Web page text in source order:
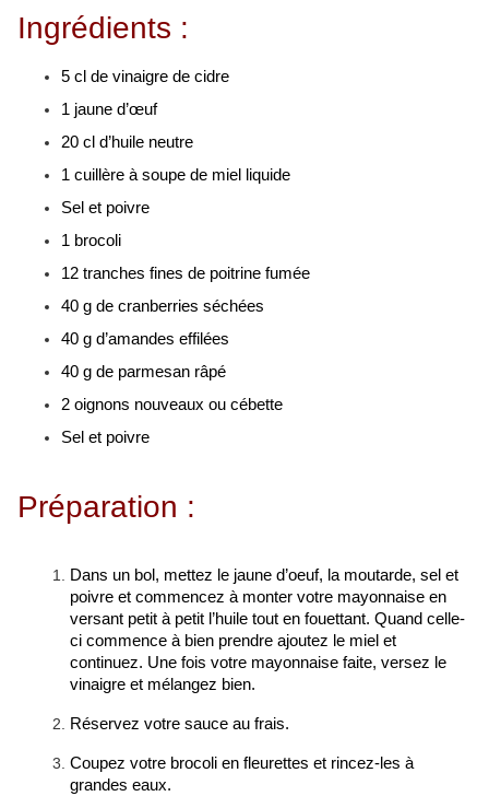
Ingrédients :
5 cl de vinaigre de cidre
1 jaune d’œuf
20 cl d’huile neutre
1 cuillère à soupe de miel liquide
Sel et poivre
1 brocoli
12 tranches fines de poitrine fumée
40 g de cranberries séchées
40 g d’amandes effilées
40 g de parmesan râpé
2 oignons nouveaux ou cébette
Sel et poivre
Préparation :
Dans un bol, mettez le jaune d’oeuf, la moutarde, sel et
poivre et commencez à monter votre mayonnaise en
versant petit à petit l’huile tout en fouettant. Quand celle-
ci commence à bien prendre ajoutez le miel et
continuez. Une fois votre mayonnaise faite, versez le
vinaigre et mélangez bien.
Réservez votre sauce au frais.
Coupez votre brocoli en fleurettes et rincez-les à
grandes eaux.